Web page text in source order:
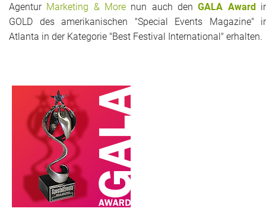
Sprüche
Agentur Marketing & More nun auch denGALA Award
GOLD des amerikanischen "Special Events Magazine"
Atlanta in der Kategorie "Best Festival International" erhalten.